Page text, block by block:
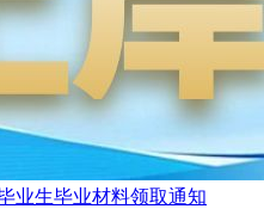
业生毕业材料领取通知